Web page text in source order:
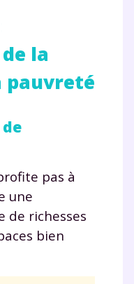
la
pauvreté
pas à
une
de richesses
bien